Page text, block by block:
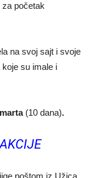
početak
na svoj sajt i svoje
su imale i
(10 dana).
poštom iz Užica,